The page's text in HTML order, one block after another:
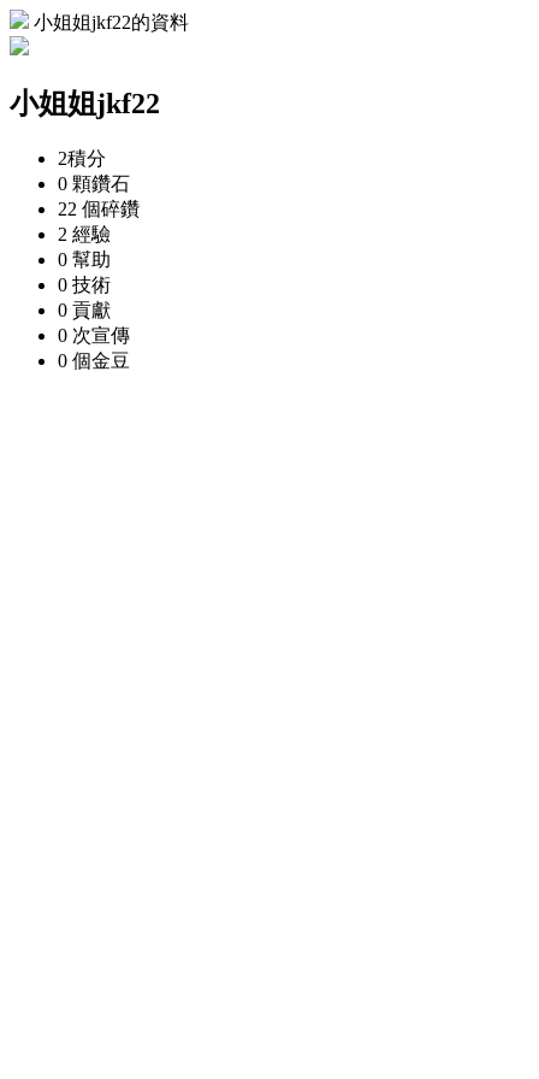
小姐姐jkf22的資料
小姐姐jkf22
2積分
0 顆鑽石
22 個碎鑽
2 經驗
0 幫助
0 技術
0 貢獻
0 次宣傳
0 個金豆